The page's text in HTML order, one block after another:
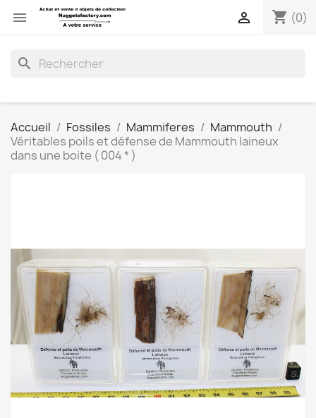
 shopping_cart (0)

search
Accueil Fossiles Mammiferes
Mammouth
Véritables poils et défense de Mammouth laineux
dans une boite ( 004 * )